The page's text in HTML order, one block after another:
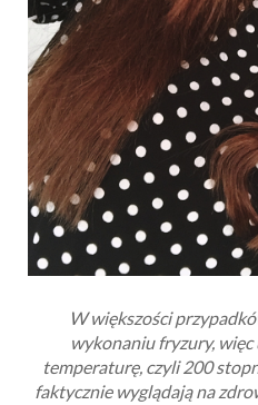
W większości
wykonaniu fryzury,
temperaturę, czyli 200
faktycznie wyglądają na